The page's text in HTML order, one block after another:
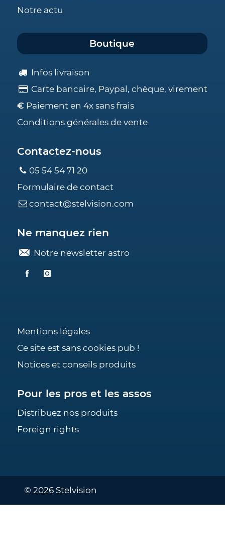
Notre actu
Boutique
Infos livraison
Carte bancaire, Paypal, chèque, virement
€ Paiement en 4x sans frais
Conditions générales de vente
Contactez-nous
05 54 54 71 20
Formulaire de contact
contact@stelvision.com
Ne manquez rien
Notre newsletter astro
Mentions légales
Ce site est sans cookies pub !
Notices et conseils produits
Pour les pros et les assos
Distribuez nos produits
Foreign rights
© 2026 Stelvision